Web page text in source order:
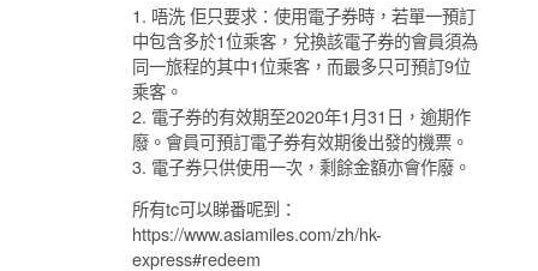
1. 唔洗 佢只要求：使用電子券時，若單一預訂
中包含多於1位乘客，兌換該電子券的會員須為
同一旅程的其中1位乘客，而最多只可預訂9位
乘客。
2. 電子券的有效期至2020年1月31日，逾期作
廢。會員可預訂電子券有效期後出發的機票。
3. 電子券只供使用一次，剩餘金額亦會作廢。
所有tc可以睇番呢到：
https://www.asiamiles.com/zh/hk-
express#redeem